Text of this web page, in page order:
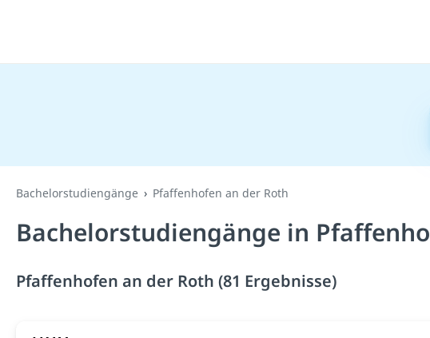
Bachelorstudiengänge Pfaffenhofen an der Roth
Bachelorstudiengänge in
Pfaffenhofen an der Roth (81 Ergebnisse)